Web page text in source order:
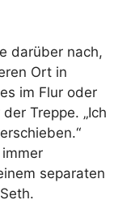
darüber nach,
Ort in
im Flur oder
Treppe. „Ich
separaten